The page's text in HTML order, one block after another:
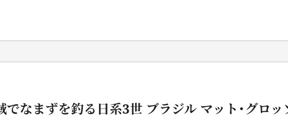
でなまずを釣る日系3世 ブラジル マット・グロッ